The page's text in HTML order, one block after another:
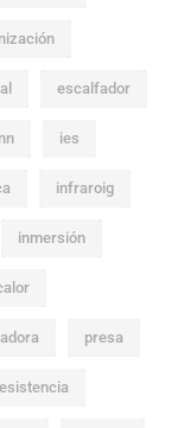
escalfador
ies
infraroig
inmersión
presa